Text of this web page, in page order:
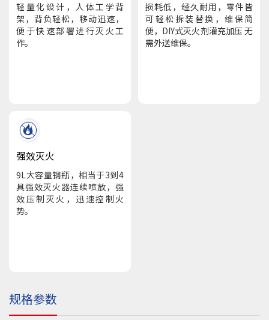
轻量化设计，人体工学背
架，背负轻松，移动迅速，
便于快速部署进行灭火工
作。
损耗低，经久耐用，零件皆
可轻松拆装替换，维保简
便，DIY式灭火剂灌充加压 无
需外送维保。
强效灭火
9L大容量钢瓶，相当于3到4
具强效灭火器连续喷放，强
效压制灭火，迅速控制火
势。
规格参数